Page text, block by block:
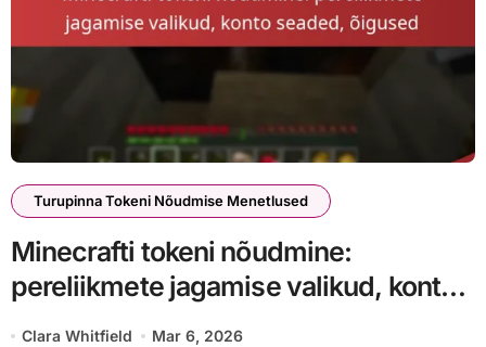
Turupinna Tokeni Nõudmise Menetlused
Minecrafti tokeni nõudmine:
pereliikmete jagamise valikud, konto
seaded, õigused
Clara Whitfield Mar 6, 2026